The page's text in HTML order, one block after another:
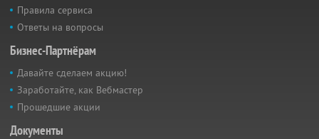
Правила сервиса
Ответы на вопросы
Бизнес-Партнёрам
Давайте сделаем акцию!
Заработайте, как Вебмастер
Прошедшие акции
Документы